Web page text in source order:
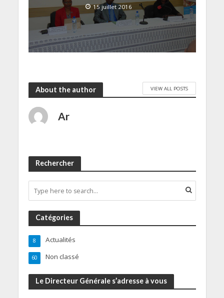
15 juillet 2016
About the author VIEW ALL POSTS
Ar
Rechercher
Catégories
Actualités
8
Non classé
60
Le Directeur Générale s’adresse à vous